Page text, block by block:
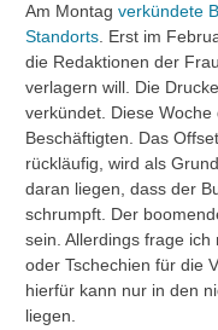
Am Montag verkündete
Standorts. Erst im
die Redaktionen der
verlagern will. Die
verkündet. Diese
Beschäftigten. Das
rückläufig, wird als
daran liegen, dass der
schrumpft. Der
sein. Allerdings frage
oder Tschechien für die
hierfür kann nur in den
liegen.